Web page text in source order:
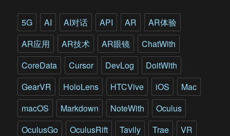
VR
工
程
师
们
新
的
灵
感
5G AI AI对话 API AR
AR体验
AR应用
AR技术 AR眼镜
ChatWith
CoreData
Cursor DevLog
DoitWith
GearVR
HoloLens HTCVive iOS
Mac
macOS
Markdown NoteWith
Oculus
OculusGo
OculusRift Tavily Trae
VR